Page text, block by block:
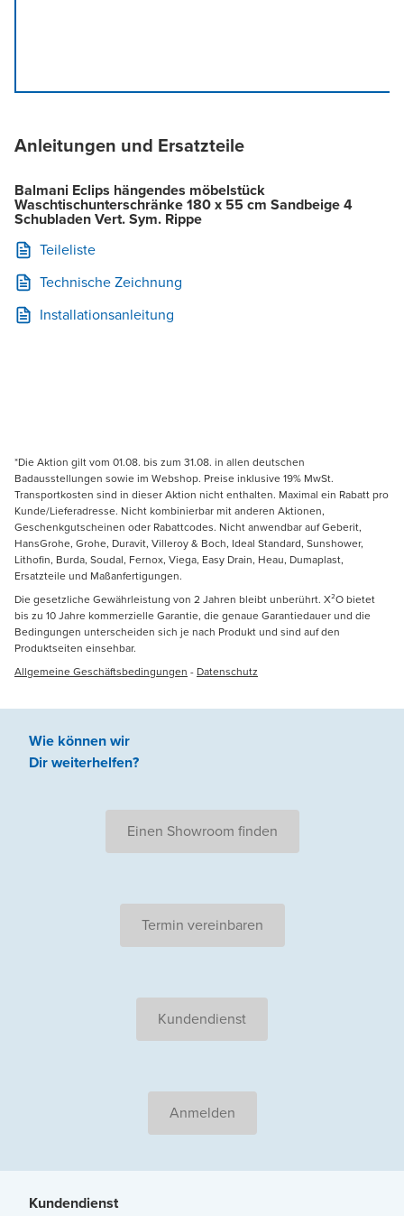
Anleitungen und Ersatzteile
Balmani Eclips hängendes möbelstück
Waschtischunterschränke 180 x 55 cm Sandbeige 4
Schubladen Vert. Sym. Rippe
Teileliste
Technische Zeichnung
Installationsanleitung
*Die Aktion gilt vom 01.08. bis zum 31.08. in allen deutschen
Badausstellungen sowie im Webshop. Preise inklusive 19% MwSt.
Transportkosten sind in dieser Aktion nicht enthalten. Maximal ein Rabatt pro
Kunde/Lieferadresse. Nicht kombinierbar mit anderen Aktionen,
Geschenkgutscheinen oder Rabattcodes. Nicht anwendbar auf Geberit,
HansGrohe, Grohe, Duravit, Villeroy & Boch, Ideal Standard, Sunshower,
Lithofin, Burda, Soudal, Fernox, Viega, Easy Drain, Heau, Dumaplast,
Ersatzteile und Maßanfertigungen.
Die gesetzliche Gewährleistung von 2 Jahren bleibt unberührt. X²O bietet
bis zu 10 Jahre kommerzielle Garantie, die genaue Garantiedauer und die
Bedingungen unterscheiden sich je nach Produkt und sind auf den
Produktseiten einsehbar.
Allgemeine Geschäftsbedingungen - Datenschutz
Wie können wir
Dir weiterhelfen?
Einen Showroom finden
Termin vereinbaren
Kundendienst
Anmelden
Kundendienst